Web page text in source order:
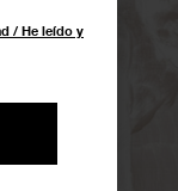
/ He leído y